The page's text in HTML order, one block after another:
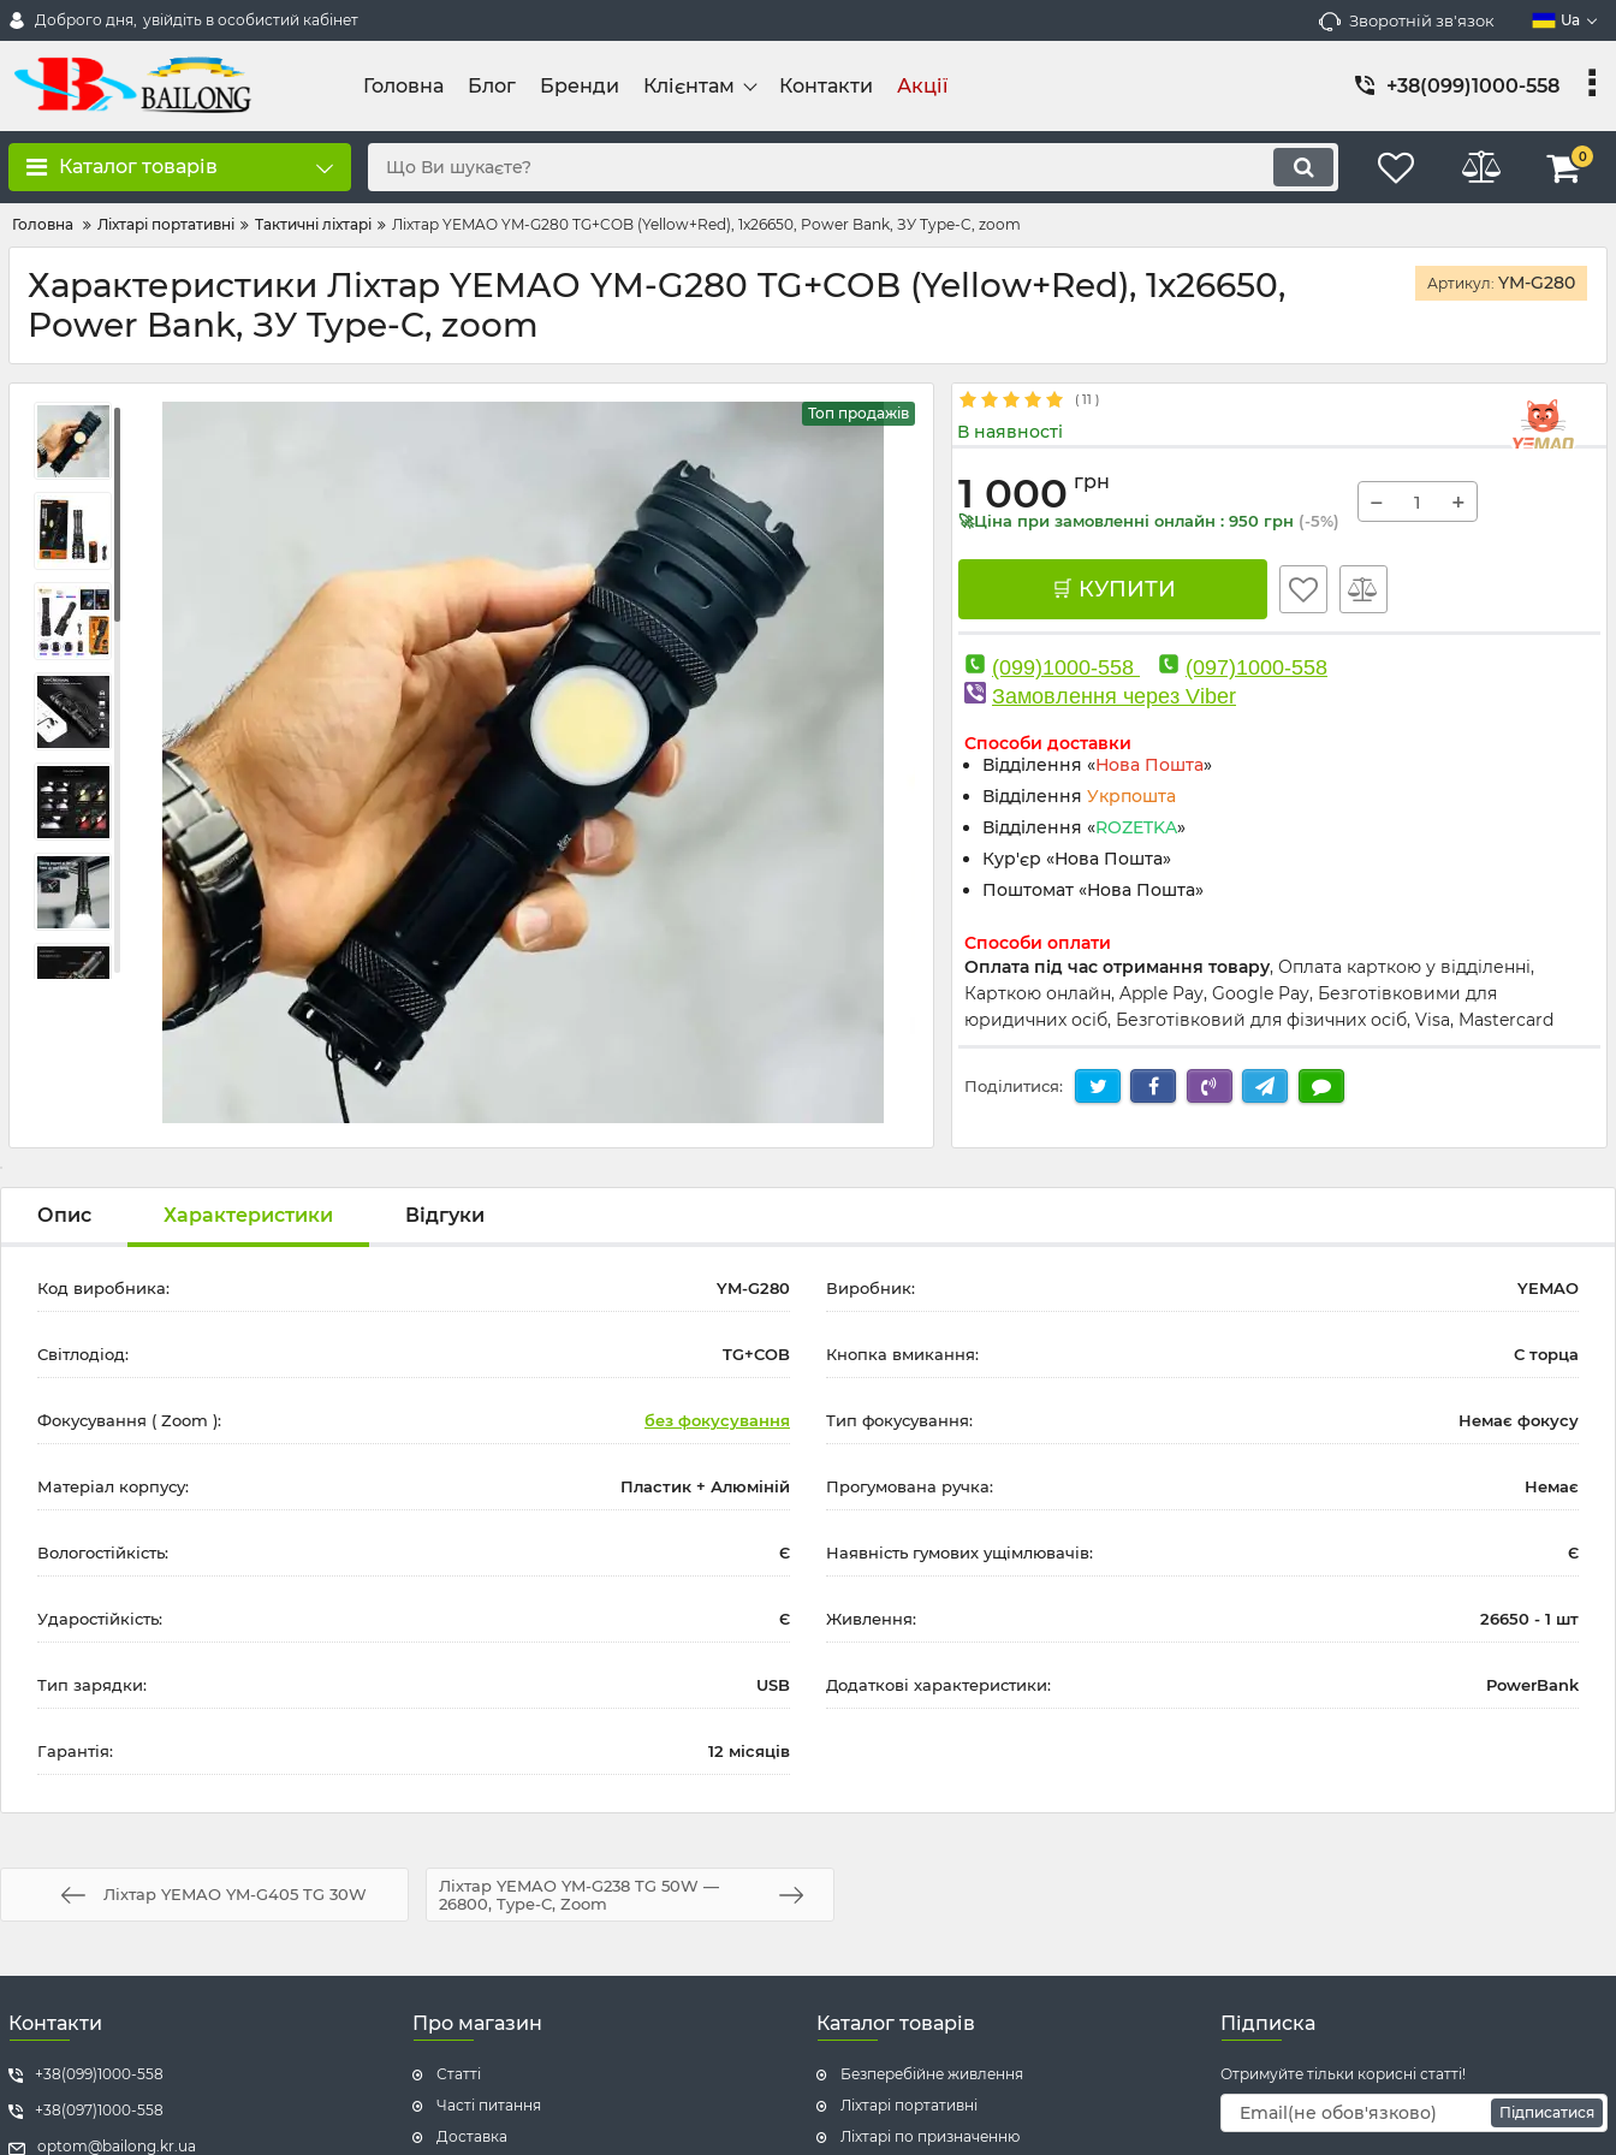
Доброго дня, увійдіть в особистий кабінет Зворотній зв'язок Ua
Головна Блог Бренди Клієнтам Контакти Акції +38(099)1000-558
Каталог товарів 0
Головна Ліхтарі портативні Тактичні ліхтарі Ліхтар YEMAO YM-G280 TG+COB (Yellow+Red), 1x26650, Power Bank, ЗУ Type-C, zoom
Характеристики Ліхтар YEMAO YM-G280 TG+COB (Yellow+Red), 1x26650,
Power Bank, ЗУ Type-C, zoom
Артикул: YM-G280
Топ продажів
( 11 )
В наявності
1 000 грн
🚀Ціна при замовленні онлайн : 950 грн (-5%)
− +
🛒 КУПИТИ
(099)1000-558
(097)1000-558
Замовлення через Viber
Способи доставки
Відділення «Нова Пошта»
Відділення Укрпошта
Відділення «ROZETKA»
Кур'єр «Нова Пошта»
Поштомат «Нова Пошта»
Способи оплати
Оплата під час отримання товару, Оплата карткою у відділенні,
Карткою онлайн, Apple Pay, Google Pay, Безготівковими для
юридичних осіб, Безготівковий для фізичних осіб, Visa, Mastercard
Поділитися:
Опис Характеристики Відгуки
Код виробника: YM-G280 Виробник: YEMAO
Світлодіод: TG+COB Кнопка вмикання: С торца
Фокусування ( Zoom ): без фокусування Тип фокусування: Немає фокусу
Матеріал корпусу: Пластик + Алюміній Прогумована ручка: Немає
Вологостійкість: Є Наявність гумових ущімлювачів: Є
Ударостійкість: Є Живлення: 26650 - 1 шт
Тип зарядки: USB Додаткові характеристики: PowerBank
Гарантія: 12 місяців
Ліхтар YEMAO YM-G405 TG 30W
Ліхтар YEMAO YM-G238 TG 50W —
26800, Type-C, Zoom
Контакти
+38(099)1000-558
+38(097)1000-558
optom@bailong.kr.ua
Про магазин
Статті
Часті питання
Доставка
Каталог товарів
Безперебійне живлення
Ліхтарі портативні
Ліхтарі по призначенню
Підписка
Отримуйте тільки корисні статті!
Підписатися